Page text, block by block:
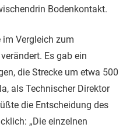
Bodenkontakt.
im Vergleich zum
Es gab ein
die Strecke um etwa 500
als Technischer Direktor
die Entscheidung des
„Die einzelnen